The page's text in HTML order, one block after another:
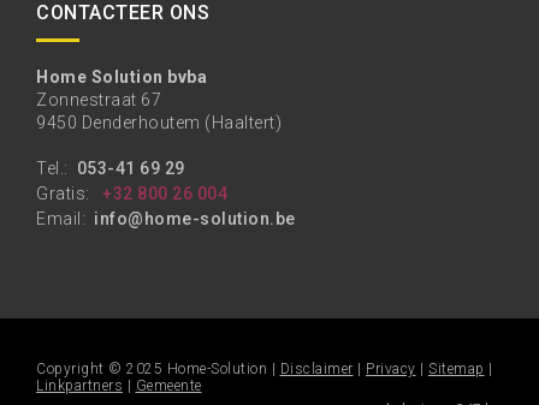
CONTACTEER ONS
Home Solution bvba
Zonnestraat 67
9450 Denderhoutem (Haaltert)
Tel.: 053-41 69 29
Gratis:
+32 800 26 004
Email: info@home-solution.be
Copyright © 2025 Home-Solution | Disclaimer Privacy Sitemap
Linkpartners
Gemeente